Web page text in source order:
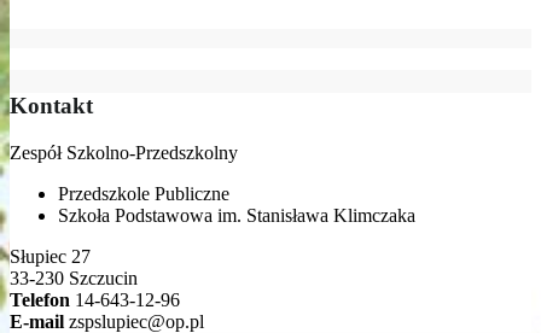
Kontakt
Zespół Szkolno-Przedszkolny
Przedszkole Publiczne
Szkoła Podstawowa im. Stanisława Klimczaka
Słupiec 27
33-230 Szczucin
Telefon 14-643-12-96
E-mail zspslupiec@op.pl